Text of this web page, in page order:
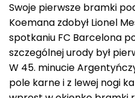
Swoje pierwsze bramki
Koemana zdobył Lionel
spotkaniu FC Barcelona
szczególnej urody był
W 45. minucie
pole karne i z lewej nogi